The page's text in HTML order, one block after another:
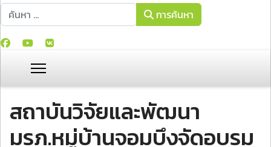
การค้นหา
การค้นหา
สถาบันวิจัยและพัฒนา
มรภ.หมู่บ้านจอมบึงจัดอบรม